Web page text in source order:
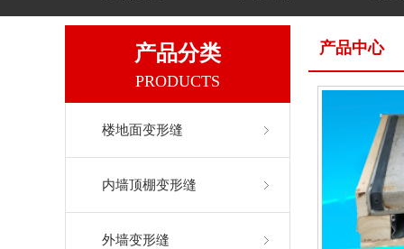
产品分类
PRODUCTS
楼地面变形缝
内墙顶棚变形缝
外墙变形缝
产品中心